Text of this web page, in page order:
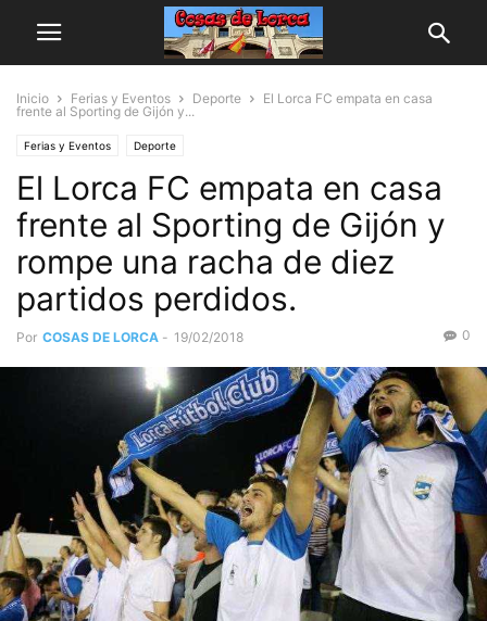
Inicio Ferias y Eventos Deporte
El Lorca FC empata en casa
frente al Sporting de Gijón y...
Ferias y Eventos Deporte
El Lorca FC empata en casa
frente al Sporting de Gijón y
rompe una racha de diez
partidos perdidos.
Por COSAS DE LORCA - 19/02/2018 0